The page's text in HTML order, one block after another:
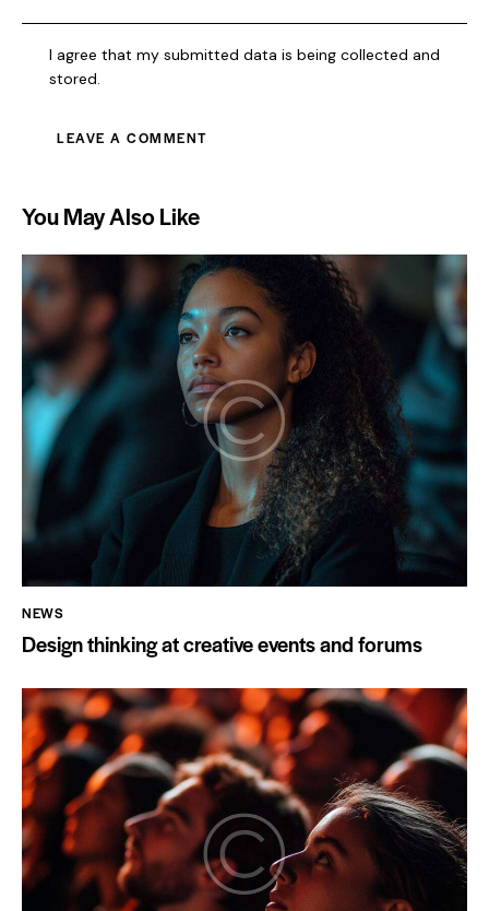
I agree that my submitted data is being collected and
stored.
You May Also Like
NEWS
Design thinking at creative events and forums